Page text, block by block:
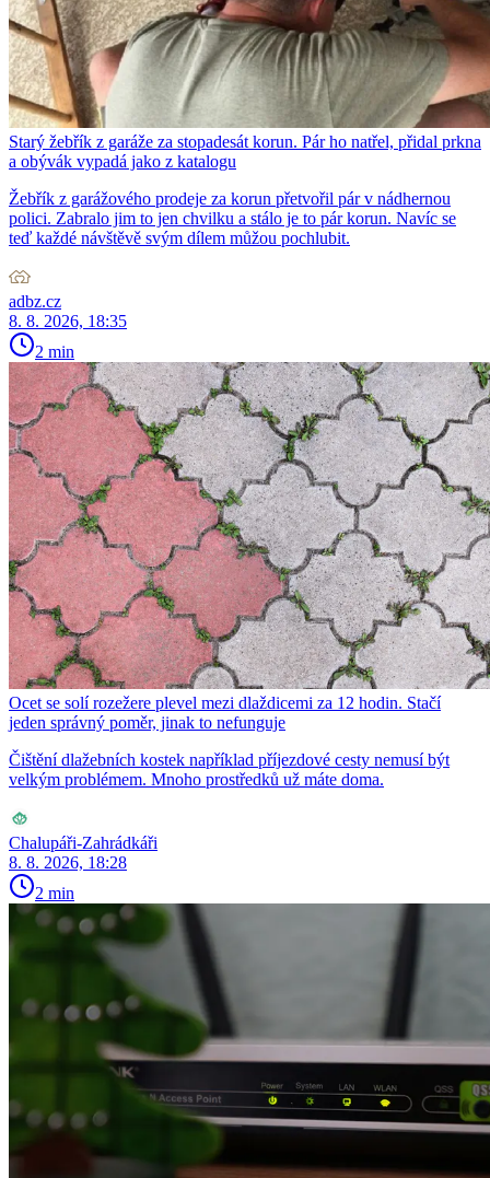
Starý žebřík z garáže za stopadesát korun. Pár ho natřel, přidal prkna
a obývák vypadá jako z katalogu
Žebřík z garážového prodeje za korun přetvořil pár v nádhernou
polici. Zabralo jim to jen chvilku a stálo je to pár korun. Navíc se
teď každé návštěvě svým dílem můžou pochlubit.
adbz.cz
8. 8. 2026, 18:35
2 min
Ocet se solí rozežere plevel mezi dlaždicemi za 12 hodin. Stačí
jeden správný poměr, jinak to nefunguje
Čištění dlažebních kostek například příjezdové cesty nemusí být
velkým problémem. Mnoho prostředků už máte doma.
Chalupáři-Zahrádkáři
8. 8. 2026, 18:28
2 min